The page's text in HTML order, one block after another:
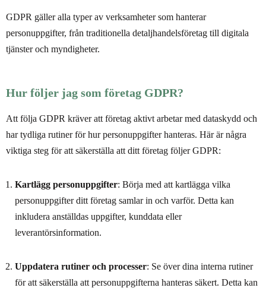
GDPR gäller alla typer av verksamheter som hanterar
personuppgifter, från traditionella detaljhandelsföretag till digitala
tjänster och myndigheter.
Hur följer jag som företag GDPR?
Att följa GDPR kräver att företag aktivt arbetar med dataskydd och
har tydliga rutiner för hur personuppgifter hanteras. Här är några
viktiga steg för att säkerställa att ditt företag följer GDPR:
Kartlägg personuppgifter: Börja med att kartlägga vilka
personuppgifter ditt företag samlar in och varför. Detta kan
inkludera anställdas uppgifter, kunddata eller
leverantörsinformation.
Uppdatera rutiner och processer: Se över dina interna rutiner
för att säkerställa att personuppgifterna hanteras säkert. Detta kan